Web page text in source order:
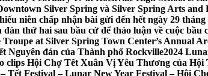
Silver Spring và Silver Spring Arts
niên chấp nhận bài gửi đến hết ngày 29 tháng
đàn thứ hai sau bầu cử để thảo luận về cuộc
at Silver Spring Town Center’s Annual
Nguyên đán của Thành phố Rockville2024
clips Hội Chợ Tết Xuân Vị Yêu Thương của
– Tết Festival – Lunar New Year Festival – Hội